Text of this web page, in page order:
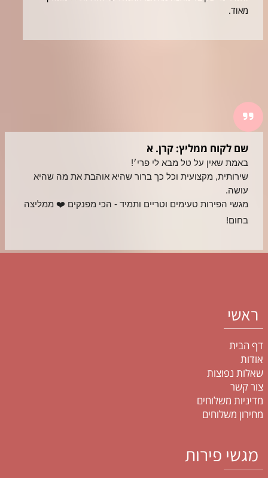
מאוד.
שם לקוח ממליץ: קרן. א
באמת שאין על טל מבא לי פרי׳!
עושה.
בחום!
ראשי
דף הבית
אודות
שאלות נפוצות
צור קשר
מדיניות משלוחים
מחירון משלוחים
מגשי פירות